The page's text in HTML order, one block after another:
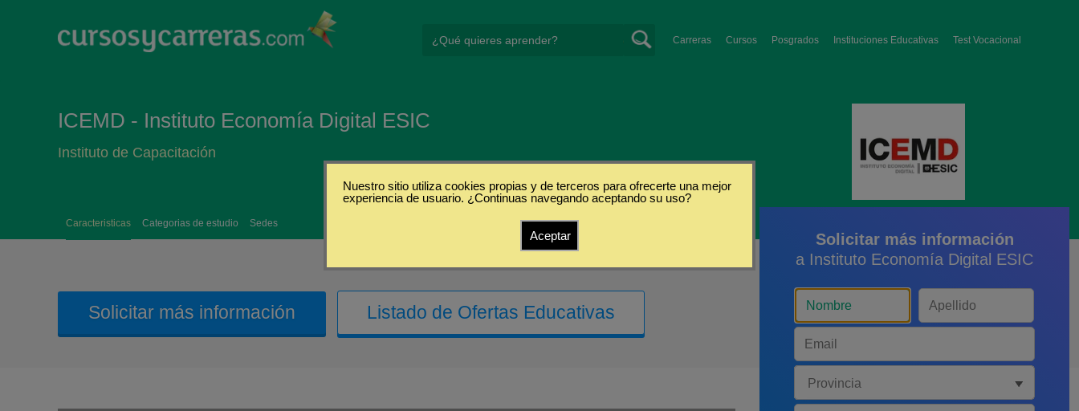
Carreras Cursos Posgrados Instituciones Educativas Test Vocacional
ICEMD - Instituto Economía Digital ESIC
Instituto de Capacitación
Caracteristicas Categorias de estudio Sedes
Solicitar más información Listado de Ofertas Educativas
Solicitar más información
a Instituto Economía Digital ESIC
Nuestro sitio utiliza cookies propias y de terceros para ofrecerte una mejor
experiencia de usuario. ¿Continuas navegando aceptando su uso?
Aceptar